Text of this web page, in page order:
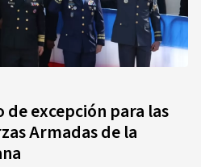
excepción para las
Armadas de la